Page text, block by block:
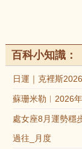
百科小知識：
日運｜克裡斯
蘇珊米勒︱2026
處女座8月運勢穩
過往_月度